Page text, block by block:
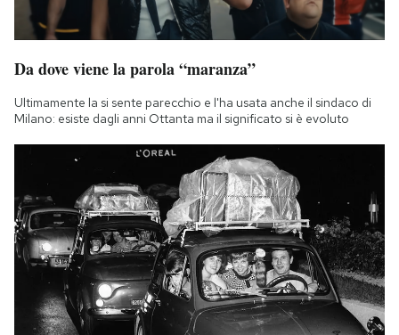
Da dove viene la parola “maranza”
Ultimamente la si sente parecchio e l'ha usata anche il sindaco di
Milano: esiste dagli anni Ottanta ma il significato si è evoluto